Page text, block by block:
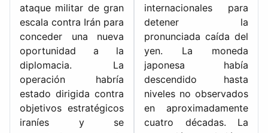
ataque militar de gran
escala contra Irán para
conceder una nueva
oportunidad a la
diplomacia. La
operación habría
estado dirigida contra
objetivos estratégicos
iraníes y se
internacionales para
detener la
pronunciada caída del
yen. La moneda
japonesa había
descendido hasta
niveles no observados
en aproximadamente
cuatro décadas. La